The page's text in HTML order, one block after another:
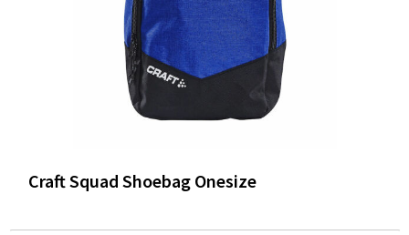
Craft Squad Shoebag Onesize